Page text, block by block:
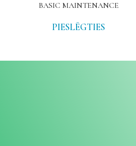
BASIC MAINTENANCE
PIESLĒGTIES